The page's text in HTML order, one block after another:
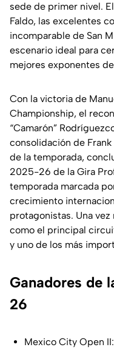
sede de primer nivel.
Faldo, las excelentes
incomparable de San
escenario ideal para
mejores exponentes
Con la victoria de
Championship, el
“Camarón”
consolidación de
de la temporada,
2025-26 de la Gira
temporada marcada
crecimiento
protagonistas. Una vez
como el principal
y uno de los más
Ganadores de
26
Mexico City Open